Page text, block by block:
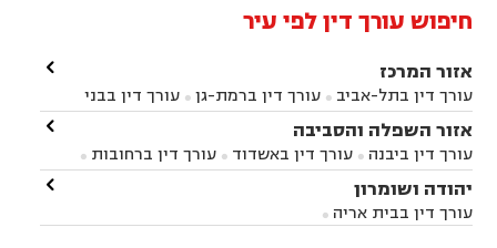
חיפוש עורך דין לפי עיר
אזור המרכז
עורך דין בתל-אביב  עורך דין ברמת-גן 
עורך דין בבני
ברק עורך דין בפתח תקווה עורך דין בראשון לציון
עורך דין ברחובות עורך דין בנס ציונה
במודיעין
עורך דין בהרצליה עורך דין בחולון
עורך
דין בקרית אונו
אונו
עורך דין בבת ים

אזור השפלה והסביבה
עורך דין ביבנה  עורך דין באשדוד  עורך דין ברחובות 
עורך דין בראשון לציון עורך דין במודיעין
עורך דין
בבאר יעקב
עורך דין בגדרה

יהודה ושומרון
עורך דין בבית אריה 
